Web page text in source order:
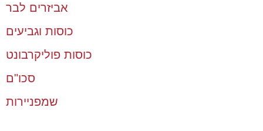
אביזרים לבר
כוסות וגביעים
כוסות פוליקרבונט
סכו"ם
שמפניירות